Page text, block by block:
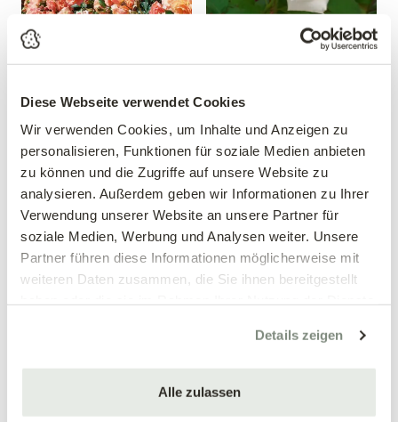
Diese Webseite verwendet Cookies
Wir verwenden Cookies, um Inhalte und Anzeigen zu
personalisieren, Funktionen für soziale Medien anbieten
zu können und die Zugriffe auf unsere Website zu
analysieren. Außerdem geben wir Informationen zu Ihrer
Verwendung unserer Website an unsere Partner für
soziale Medien, Werbung und Analysen weiter. Unsere
Partner führen diese Informationen möglicherweise mit
weiteren Daten zusammen, die Sie ihnen bereitgestellt
Details zeigen
Alle zulassen
Apricot'®
Rosa 'Bordüre Apricot'®
12,99 €
mehrere Varianten verfügbar!
Paul II'®
Rosa 'Papst Johannes Paul
II'®
12,99 €
mehrere Varianten verfügbar!